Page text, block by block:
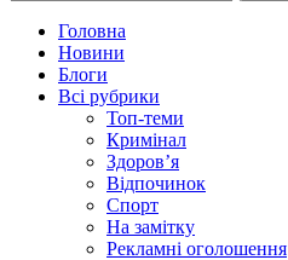
Головна
Новини
Блоги
Всі рубрики
Топ-теми
Кримінал
Здоров’я
Відпочинок
Спорт
На замітку
Рекламні оголошення